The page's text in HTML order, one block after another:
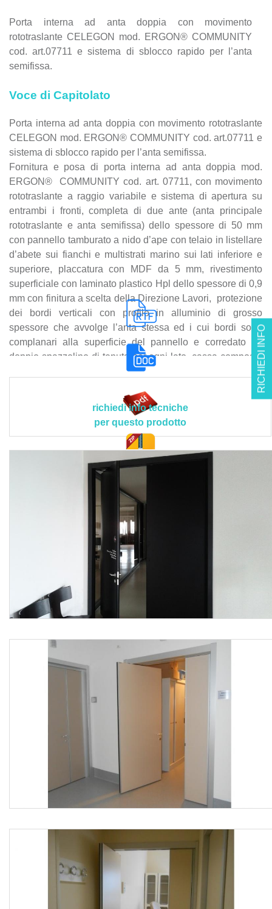
RICHIEDI INFO
Porta interna ad anta doppia con movimento
rototraslante CELEGON mod. ERGON® COMMUNITY
cod. art.07711 e sistema di sblocco rapido per l’anta
semifissa.
Voce di Capitolato
Porta interna ad anta doppia con movimento rototraslante
CELEGON mod. ERGON® COMMUNITY cod. art.07711 e
sistema di sblocco rapido per l’anta semifissa.
Fornitura e posa di porta interna ad anta doppia mod.
ERGON® COMMUNITY cod. art. 07711, con movimento
rototraslante a raggio variabile e sistema di apertura su
entrambi i fronti, completa di due ante (anta principale
rototraslante e anta semifissa) dello spessore di 50 mm
con pannello tamburato a nido d’ape con telaio in listellare
d’abete sui fianchi e multistrati marino sui lati inferiore e
superiore, placcatura con MDF da 5 mm, rivestimento
superficiale con laminato plastico Hpl dello spessore di 0,9
mm con finitura a scelta della Direzione Lavori, protezione
dei bordi verticali con profilo in alluminio di grosso
spessore che avvolge l’anta stessa ed i cui bordi sono
complanari alla superficie del pannello e corredato da
doppio spazzolino di tenuta per ogni lato, cassa composta
da telaio in lamiera di acciaio zincata con funzione
strutturale e vincolato all’opera in muratura mediante sei
viti per ogni lato, cassa a vista in lamiera di alluminio
anodizzata o verniciata oppure in lamiera di acciaio
verniciato o inox e fissata al telaio mediante un profilato di
alluminio di grosso spessore avente anche la funzione di
paracolpi (il sistema di imbotte garantirà la facilità alle
operazioni di pulizia ripetute e la semplicità nello
smontaggio delle fasce a vista per una pratica
ispezionabilità e/o manutenzione senza essere costretti
allo smontaggio completo dell’infisso), meccanismo per il
movimento rototraslante della serie Ergon Community atto
ad ottenere il movimento specifico dell’anta principale e
dotato di battuta in materiale plastico a doppio invito (nella
posizione di chiusura blocca l’anta centralmente), piastra
superiore ed inferiore per la rotazione del palo interno
all’anta, braccetto superiore ed inferiore che permette la
rototraslazione, speciali staffe per il fissaggio del
di alluminio munito di apposite selle con quattro guide di
scorrimento, feritoia posizionata nella faccia inferiore del
profilo per l’inserimento del carrello, carrello composto da
sei cuscinetti a garanzia dello scorrimento e della
traslazione dell’anta, sistema brevettato di sblocco rapido
per anta secondaria semifissa PUSH & GO, nr. 3 cerniere
a scomparsa per il collegamento articolato dell’antina al
montante verticale, maniglia a "C" di tipo pesante in
alluminio o nylon, serratura a chiave o con dispositivo
libero/occupato.
Il prodotto deve avere le seguenti caratteristiche tecniche,
funzionali e prestazionali peculiari > campi d’impiego:
aperti al pubblico; spessore complessivo anta in legno: 50
mm; spessore rivestimento laminato: 0,9 mm; spessore
MDF: 5 mm; larghezza utile di passaggio anta
rototraslante: da 850 a 900 mm; larghezza utile di
passaggio totale (entrambe le porte aperte): da 1.200 a
doc. tec.
richiedi info tecniche
per questo prodotto